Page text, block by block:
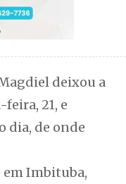
deixou a
21, e
dia, de onde
em Imbituba,